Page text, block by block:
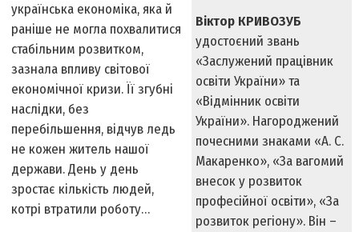
Віктор КРИВОЗУБ
удостоєний звань
«Заслужений працівник
освіти України» та
«Відмінник освіти
України». Нагороджений
почесними знаками «А. С.
Макаренко», «За вагомий
внесок у розвиток
професійної освіти», «За
розвиток регіону». Він –
українська економіка, яка й
раніше не могла похвалитися
стабільним розвитком,
зазнала впливу світової
економічної кризи. Її згубні
наслідки, без
перебільшення, відчув ледь
не кожен житель нашої
держави. День у день
зростає кількість людей,
котрі втратили роботу…